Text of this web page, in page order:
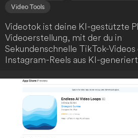
Video Tools
Videotok ist deine KI-gestützte
Videoerstellung, mit der du in
Sekundenschnelle TikTok-
Instagram-Reels aus KI-
professionelle
benötigen. Die Nutzung dieser
benutzerfreundlichen Plattform
und intuitiv.